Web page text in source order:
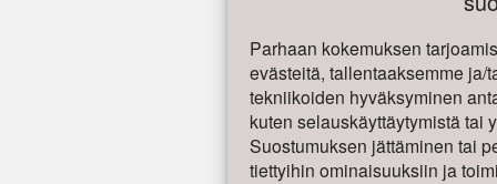
Parhaan kokemuksen
evästeitä, tallentaaksemme ja/
tekniikoiden hyväksyminen
kuten selauskäyttäytymistä tai
Suostumuksen jättäminen tai
tiettyihin ominaisuuksiin ja